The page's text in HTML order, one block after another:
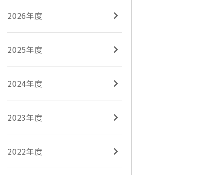
2026年度
2025年度
2024年度
2023年度
2022年度